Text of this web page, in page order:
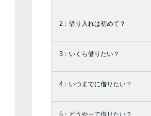
2：借り入れは初めて？
3：いくら借りたい？
4：いつまでに借りたい？
5：どうやって借りたい？